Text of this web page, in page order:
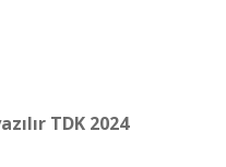
TDK 2024